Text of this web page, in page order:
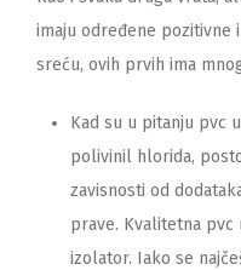
imaju određene pozitivne
sreću, ovih prvih ima
Kad su u pitanju pvc
polivinil hlorida,
zavisnosti od
prave. Kvalitetna
izolator. Iako se